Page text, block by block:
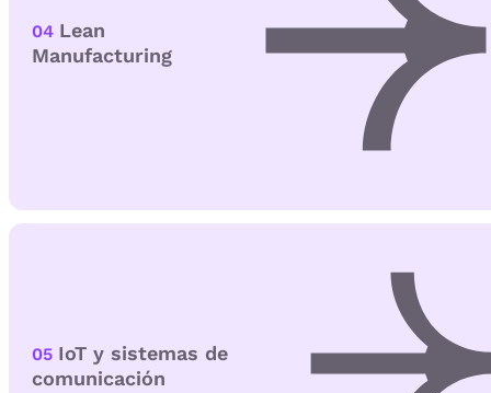
04 Lean
Manufacturing
05 IoT y sistemas de
comunicación